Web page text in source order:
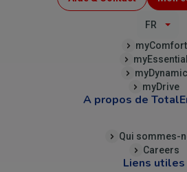
Top
FR
myComfort
myEssential
myDynamic
myDrive
A propos de
Qui sommes-
Careers
Liens utiles